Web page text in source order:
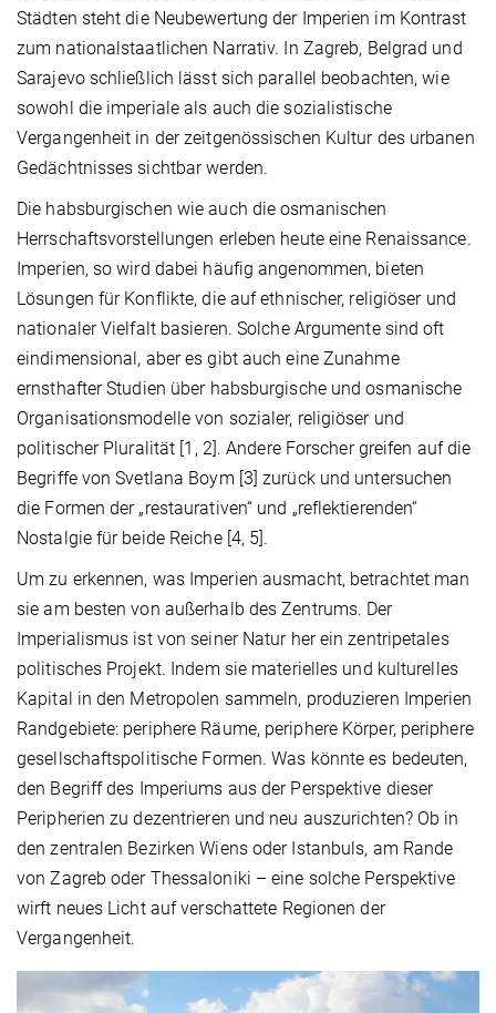
Städten steht die Neubewertung der Imperien im Kontrast
zum nationalstaatlichen Narrativ. In Zagreb, Belgrad und
Sarajevo schließlich lässt sich parallel beobachten, wie
sowohl die imperiale als auch die sozialistische
Vergangenheit in der zeitgenössischen Kultur des urbanen
Gedächtnisses sichtbar werden.
Die habsburgischen wie auch die osmanischen
Herrschaftsvorstellungen erleben heute eine Renaissance.
Imperien, so wird dabei häufig angenommen, bieten
Lösungen für Konflikte, die auf ethnischer, religiöser und
nationaler Vielfalt basieren. Solche Argumente sind oft
eindimensional, aber es gibt auch eine Zunahme
ernsthafter Studien über habsburgische und osmanische
Organisationsmodelle von sozialer, religiöser und
politischer Pluralität [1, 2]. Andere Forscher greifen auf die
Begriffe von Svetlana Boym [3] zurück und untersuchen
die Formen der „restaurativen“ und „reflektierenden“
Nostalgie für beide Reiche [4, 5].
Um zu erkennen, was Imperien ausmacht, betrachtet man
sie am besten von außerhalb des Zentrums. Der
Imperialismus ist von seiner Natur her ein zentripetales
politisches Projekt. Indem sie materielles und kulturelles
Kapital in den Metropolen sammeln, produzieren Imperien
Randgebiete: periphere Räume, periphere Körper, periphere
gesellschaftspolitische Formen. Was könnte es bedeuten,
den Begriff des Imperiums aus der Perspektive dieser
Peripherien zu dezentrieren und neu auszurichten? Ob in
den zentralen Bezirken Wiens oder Istanbuls, am Rande
von Zagreb oder Thessaloniki – eine solche Perspektive
wirft neues Licht auf verschattete Regionen der
Vergangenheit.